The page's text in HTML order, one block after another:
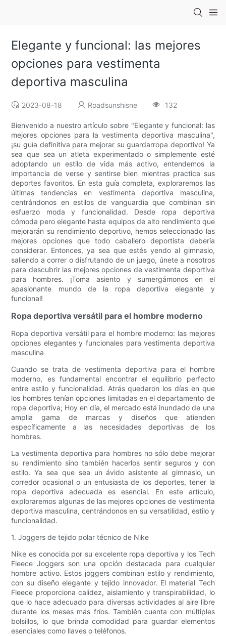
Elegante y funcional: las mejores
opciones para vestimenta
deportiva masculina
2023-08-18 Roadsunshisne 132
Bienvenido a nuestro artículo sobre "Elegante y funcional: las
mejores opciones para la vestimenta deportiva masculina",
¡su guía definitiva para mejorar su guardarropa deportivo! Ya
sea que sea un atleta experimentado o simplemente esté
adoptando un estilo de vida más activo, entendemos la
importancia de verse y sentirse bien mientras practica sus
deportes favoritos. En esta guía completa, exploraremos las
últimas tendencias en vestimenta deportiva masculina,
centrándonos en estilos de vanguardia que combinan sin
esfuerzo moda y funcionalidad. Desde ropa deportiva
cómoda pero elegante hasta equipos de alto rendimiento que
mejorarán su rendimiento deportivo, hemos seleccionado las
mejores opciones que todo caballero deportista debería
considerar. Entonces, ya sea que estés yendo al gimnasio,
saliendo a correr o disfrutando de un juego, únete a nosotros
para descubrir las mejores opciones de vestimenta deportiva
para hombres. ¡Toma asiento y sumergámonos en el
apasionante mundo de la ropa deportiva elegante y
funcional!
Ropa deportiva versátil para el hombre moderno
Ropa deportiva versátil para el hombre moderno: las mejores
opciones elegantes y funcionales para vestimenta deportiva
masculina
Cuando se trata de vestimenta deportiva para el hombre
moderno, es fundamental encontrar el equilibrio perfecto
entre estilo y funcionalidad. Atrás quedaron los días en que
los hombres tenían opciones limitadas en el departamento de
ropa deportiva; Hoy en día, el mercado está inundado de una
amplia gama de marcas y diseños que atienden
específicamente a las necesidades deportivas de los
hombres.
La vestimenta deportiva para hombres no sólo debe mejorar
su rendimiento sino también hacerlos sentir seguros y con
estilo. Ya sea que sea un ávido asistente al gimnasio, un
corredor ocasional o un entusiasta de los deportes, tener la
ropa deportiva adecuada es esencial. En este artículo,
exploraremos algunas de las mejores opciones de vestimenta
deportiva masculina, centrándonos en su versatilidad, estilo y
funcionalidad.
1. Joggers de tejido polar técnico de Nike
Nike es conocida por su excelente ropa deportiva y los Tech
Fleece Joggers son una opción destacada para cualquier
hombre activo. Estos joggers combinan estilo y rendimiento,
con su diseño elegante y tejido innovador. El material Tech
Fleece proporciona calidez, aislamiento y transpirabilidad, lo
que lo hace adecuado para diversas actividades al aire libre
durante los meses más fríos. También cuenta con múltiples
bolsillos, lo que brinda comodidad para guardar elementos
esenciales como llaves o teléfonos.